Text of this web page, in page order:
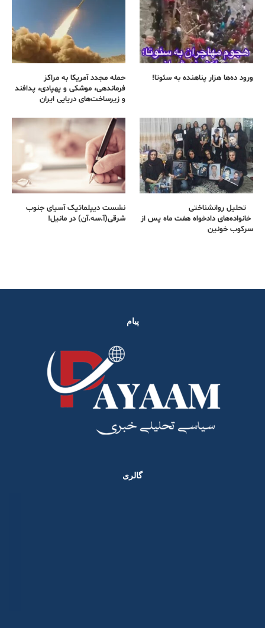
ورود ده‌ها هزار پناهنده به سئوتا!
حمله مجدد آمریکا به مراکز
فرماندهی، موشکی و پهپادی، پدافند
و زیرساخت‌های دریایی ایران
تحلیل روانشناختی
خانواده‌های دادخواه هفت ماه پس از
سرکوب خونین
نشست دیپلماتیک آسیای جنوب
شرقی‌(آ.سه.آن) در مانیل!
پیام
گالری